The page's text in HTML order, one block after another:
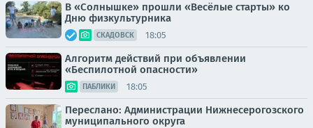
В «Солнышке» прошли «Весёлые старты» ко
Дню физкультурника
СКАДОВСК 18:05
Алгоритм действий при объявлении
«Беспилотной опасности»
ПАБЛИКИ 18:05
Переслано: Администрации Нижнесерогозского
муниципального округа